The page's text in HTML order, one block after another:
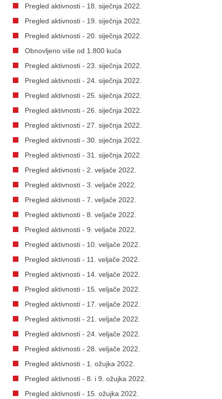
Pregled aktivnosti - 18. siječnja 2022.
Pregled aktivnosti - 19. siječnja 2022.
Pregled aktivnosti - 20. siječnja 2022.
Obnovljeno više od 1.800 kuća
Pregled aktivnosti - 23. siječnja 2022.
Pregled aktivnosti - 24. siječnja 2022.
Pregled aktivnosti - 25. siječnja 2022.
Pregled aktivnosti - 26. siječnja 2022.
Pregled aktivnosti - 27. siječnja 2022.
Pregled aktivnosti - 30. siječnja 2022.
Pregled aktivnosti - 31. siječnja 2022.
Pregled aktivnosti - 2. veljače 2022.
Pregled aktivnosti - 3. veljače 2022.
Pregled aktivnosti - 7. veljače 2022.
Pregled aktivnosti - 8. veljače 2022.
Pregled aktivnosti - 9. veljače 2022.
Pregled aktivnosti - 10. veljače 2022.
Pregled aktivnosti - 11. veljače 2022.
Pregled aktivnosti - 14. veljače 2022.
Pregled aktivnosti - 15. veljače 2022.
Pregled aktivnosti - 17. veljače 2022.
Pregled aktivnosti - 21. veljače 2022.
Pregled aktivnosti - 24. veljače 2022.
Pregled aktivnosti - 28. veljače 2022.
Pregled aktivnosti - 1. ožujka 2022.
Pregled aktivnosti - 8. i 9. ožujka 2022.
Pregled aktivnosti - 15. ožujka 2022.